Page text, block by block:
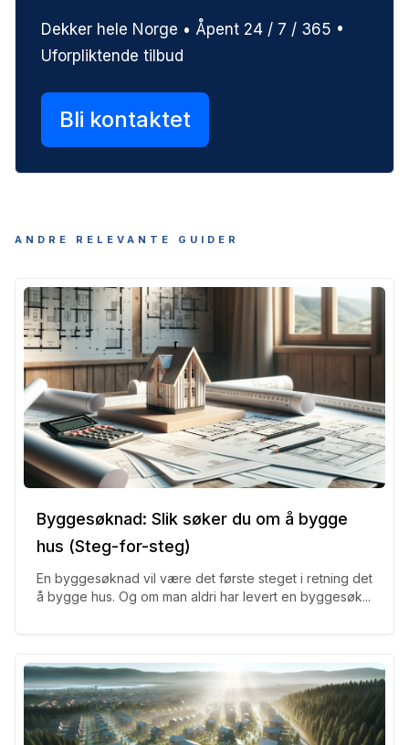
Dekker hele Norge • Åpent 24 / 7 / 365 •
Uforpliktende tilbud
Bli kontaktet
ANDRE RELEVANTE GUIDER
Byggesøknad: Slik søker du om å bygge
hus (Steg-for-steg)
En byggesøknad vil være det første steget i retning det
å bygge hus. Og om man aldri har levert en byggesøk...